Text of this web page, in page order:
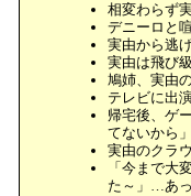
相変わらず
デニーロと
実由から逃
実由は飛び
鳩姉、実由
テレビに出
帰宅後、ゲ
てないから
実由のクラ
「今まで大
た～」…あ